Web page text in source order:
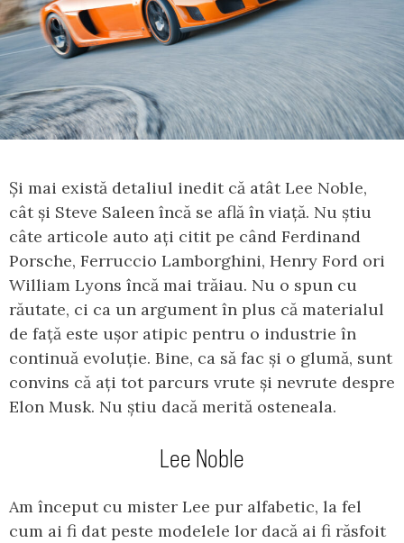
Și mai există detaliul inedit că atât Lee Noble,
cât și Steve Saleen încă se află în viață. Nu știu
câte articole auto ați citit pe când Ferdinand
Porsche, Ferruccio Lamborghini, Henry Ford ori
William Lyons încă mai trăiau. Nu o spun cu
răutate, ci ca un argument în plus că materialul
de față este ușor atipic pentru o industrie în
continuă evoluție. Bine, ca să fac și o glumă, sunt
convins că ați tot parcurs vrute și nevrute despre
Elon Musk. Nu știu dacă merită osteneala.
Lee Noble
Am început cu mister Lee pur alfabetic, la fel
cum ai fi dat peste modelele lor dacă ai fi răsfoit